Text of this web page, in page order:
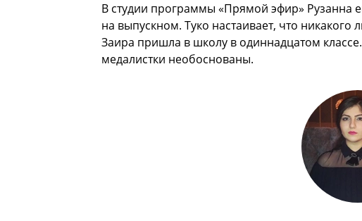
В студии программы «Прямой эфир» Рузанна
на выпускном. Туко настаивает, что
Заира пришла в школу в одиннадцатом
медалистки необоснованы.